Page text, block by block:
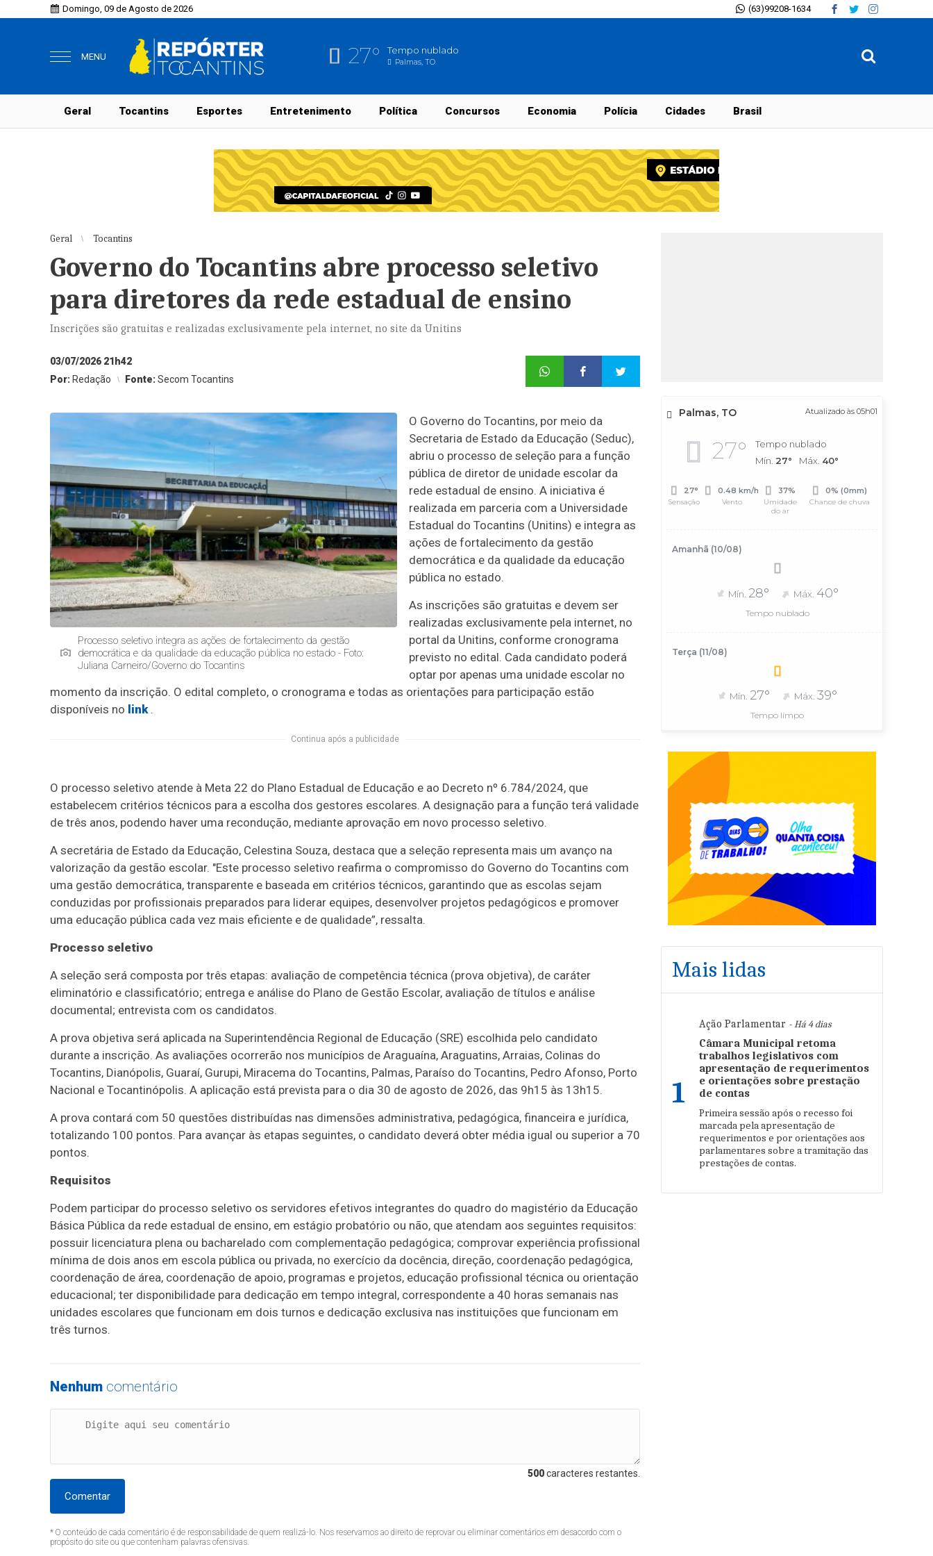
Domingo, 09 de Agosto de 2026 (63)99208-1634
MENU 27° Tempo nublado
Palmas, TO
Geral Tocantins Esportes Entretenimento Política Concursos Economia Polícia Cidades Brasil
Geral Tocantins
Governo do Tocantins abre processo seletivo
para diretores da rede estadual de ensino
Inscrições são gratuitas e realizadas exclusivamente pela internet, no site da Unitins
03/07/2026 21h42
Por: Redação Fonte:Secom Tocantins
Processo seletivo integra as ações de fortalecimento da gestão
democrática e da qualidade da educação pública no estado - Foto:
Juliana Carneiro/Governo do Tocantins
O Governo do Tocantins, por meio da
Secretaria de Estado da Educação (Seduc),
abriu o processo de seleção para a função
pública de diretor de unidade escolar da
rede estadual de ensino. A iniciativa é
realizada em parceria com a Universidade
Estadual do Tocantins (Unitins) e integra as
ações de fortalecimento da gestão
democrática e da qualidade da educação
pública no estado.
As inscrições são gratuitas e devem ser
realizadas exclusivamente pela internet, no
portal da Unitins, conforme cronograma
previsto no edital. Cada candidato poderá
optar por apenas uma unidade escolar no
momento da inscrição. O edital completo, o cronograma e todas as orientações para participação estão
disponíveis no link.
Continua após a publicidade
O processo seletivo atende à Meta 22 do Plano Estadual de Educação e ao Decreto nº 6.784/2024, que
estabelecem critérios técnicos para a escolha dos gestores escolares. A designação para a função terá validade
de três anos, podendo haver uma recondução, mediante aprovação em novo processo seletivo.
A secretária de Estado da Educação, Celestina Souza, destaca que a seleção representa mais um avanço na
valorização da gestão escolar. "Este processo seletivo reafirma o compromisso do Governo do Tocantins com
uma gestão democrática, transparente e baseada em critérios técnicos, garantindo que as escolas sejam
conduzidas por profissionais preparados para liderar equipes, desenvolver projetos pedagógicos e promover
uma educação pública cada vez mais eficiente e de qualidade”, ressalta.
Processo seletivo
A seleção será composta por três etapas: avaliação de competência técnica (prova objetiva), de caráter
eliminatório e classificatório; entrega e análise do Plano de Gestão Escolar, avaliação de títulos e análise
documental; entrevista com os candidatos.
A prova objetiva será aplicada na Superintendência Regional de Educação (SRE) escolhida pelo candidato
durante a inscrição. As avaliações ocorrerão nos municípios de Araguaína, Araguatins, Arraias, Colinas do
Tocantins, Dianópolis, Guaraí, Gurupi, Miracema do Tocantins, Palmas, Paraíso do Tocantins, Pedro Afonso, Porto
Nacional e Tocantinópolis. A aplicação está prevista para o dia 30 de agosto de 2026, das 9h15 às 13h15.
A prova contará com 50 questões distribuídas nas dimensões administrativa, pedagógica, financeira e jurídica,
totalizando 100 pontos. Para avançar às etapas seguintes, o candidato deverá obter média igual ou superior a 70
pontos.
Requisitos
Podem participar do processo seletivo os servidores efetivos integrantes do quadro do magistério da Educação
Básica Pública da rede estadual de ensino, em estágio probatório ou não, que atendam aos seguintes requisitos:
possuir licenciatura plena ou bacharelado com complementação pedagógica; comprovar experiência profissional
mínima de dois anos em escola pública ou privada, no exercício da docência, direção, coordenação pedagógica,
coordenação de área, coordenação de apoio, programas e projetos, educação profissional técnica ou orientação
educacional; ter disponibilidade para dedicação em tempo integral, correspondente a 40 horas semanais nas
unidades escolares que funcionam em dois turnos e dedicação exclusiva nas instituições que funcionam em
três turnos.
Nenhum comentário
500caracteres restantes.
Comentar
* O conteúdo de cada comentário é de responsabilidade de quem realizá-lo. Nos reservamos ao direito de reprovar ou eliminar comentários em desacordo com o
propósito do site ou que contenham palavras ofensivas.
Palmas, TO Atualizado às 05h01
27°
Tempo nublado
Mín. 27° Máx. 40°
27°
Sensação
0.48 km/h
Vento
37%
Umidade
do ar
0% (0mm)
Chance de chuva
Amanhã (10/08)
Mín. 28° Máx. 40°
Tempo nublado
Terça (11/08)
Mín. 27° Máx. 39°
Tempo limpo
Mais lidas
1
Ação Parlamentar - Há 4 dias
Câmara Municipal retoma
trabalhos legislativos com
apresentação de requerimentos
e orientações sobre prestação
de contas
Primeira sessão após o recesso foi
marcada pela apresentação de
requerimentos e por orientações aos
parlamentares sobre a tramitação das
prestações de contas.